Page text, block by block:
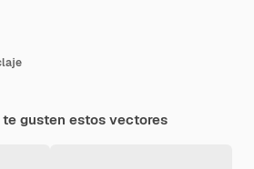
te gusten estos vectores